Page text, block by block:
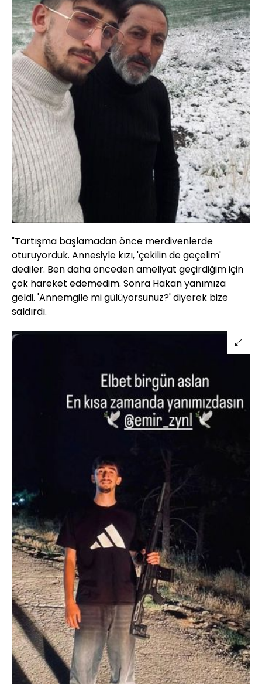
"Tartışma başlamadan önce merdivenlerde
oturuyorduk. Annesiyle kızı, 'çekilin de geçelim'
dediler. Ben daha önceden ameliyat geçirdiğim için
çok hareket edemedim. Sonra Hakan yanımıza
geldi. 'Annemgile mi gülüyorsunuz?' diyerek bize
saldırdı.